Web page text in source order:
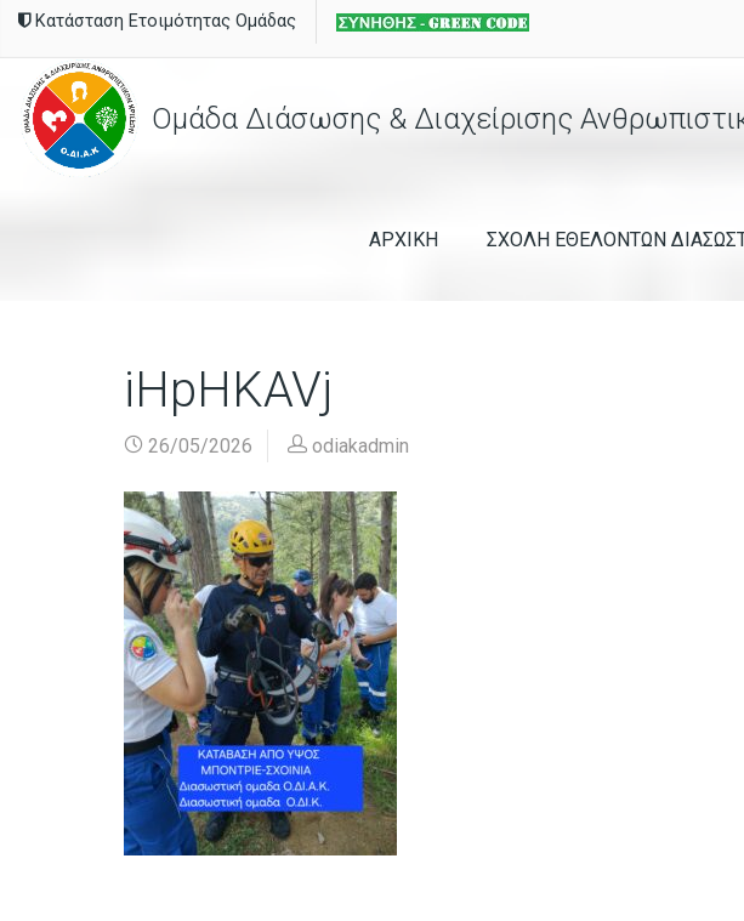
Κατάσταση Ετοιμότητας Ομάδας
Ομάδα Διάσωσης & Διαχείρισης
ΑΡΧΙΚΗ ΣΧΟΛΗ ΕΘΕΛΟΝΤΩΝ
iHpHKAVj
26/05/2026 odiakadmin